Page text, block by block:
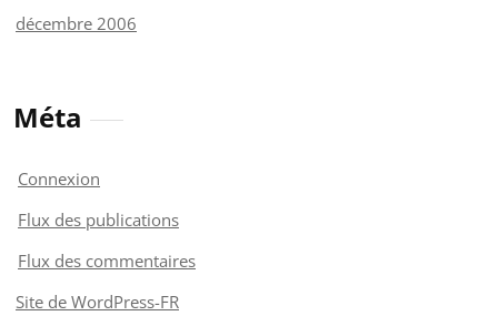
décembre 2006
Méta
Connexion
Flux des publications
Flux des commentaires
Site de WordPress-FR